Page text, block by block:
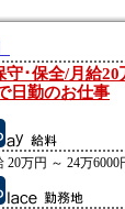
･保全/月給20
日勤のお仕事
20万円 ～ 24万6000